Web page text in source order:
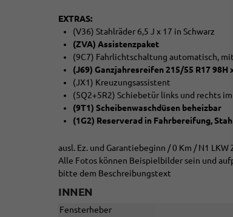
EXTRAS:
(V36) Stahlräder 6,5 J x 17 in Schwarz
(ZVA) Assistenzpaket
(9C7) Fahrlichtschaltung automatisch, mit
(J69) Ganzjahresreifen 215/55 R17 98H
(JX1) Kreuzungsassistent
(5Q2+5R2) Schiebetür links und rechts
(9T1) Scheibenwaschdüsen beheizbar
(1G2) Reserverad in Fahrbereifung,
ausl. Ez. und Garantiebeginn / 0 Km / N1 LKW
Alle Fotos können Beispielbilder sein und
bitte dem Beschreibungstext
INNEN
Fensterheber